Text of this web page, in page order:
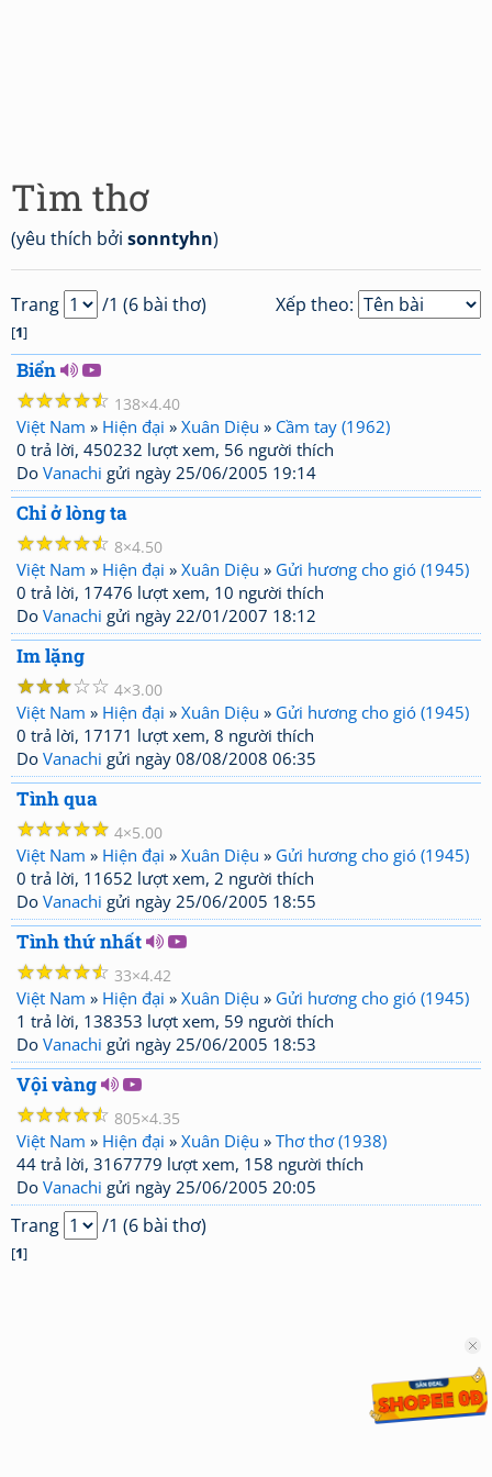
Tìm thơ
(yêu thích bởi sonntyhn)
Xếp theo:
Trang /1 (6 bài thơ)
[1]
Biển
☆
☆
☆
☆
☆ 138 4.40
Việt Nam » Hiện đại » Xuân Diệu » Cầm tay (1962)
0 trả lời, 450232 lượt xem, 56 người thích
Do Vanachi gửi ngày 25/06/2005 19:14
Chỉ ở lòng ta
☆
☆
☆
☆
☆ 8 4.50
Việt Nam » Hiện đại » Xuân Diệu » Gửi hương cho gió (1945)
0 trả lời, 17476 lượt xem, 10 người thích
Do Vanachi gửi ngày 22/01/2007 18:12
Im lặng
☆
☆
☆
☆
☆ 4 3.00
Việt Nam » Hiện đại » Xuân Diệu » Gửi hương cho gió (1945)
0 trả lời, 17171 lượt xem, 8 người thích
Do Vanachi gửi ngày 08/08/2008 06:35
Tình qua
☆
☆
☆
☆
☆ 4 5.00
Việt Nam » Hiện đại » Xuân Diệu » Gửi hương cho gió (1945)
0 trả lời, 11652 lượt xem, 2 người thích
Do Vanachi gửi ngày 25/06/2005 18:55
Tình thứ nhất
☆
☆
☆
☆
☆ 33 4.42
Việt Nam » Hiện đại » Xuân Diệu » Gửi hương cho gió (1945)
1 trả lời, 138353 lượt xem, 59 người thích
Do Vanachi gửi ngày 25/06/2005 18:53
Vội vàng
☆
☆
☆
☆
☆ 805 4.35
Việt Nam » Hiện đại » Xuân Diệu » Thơ thơ (1938)
44 trả lời, 3167779 lượt xem, 158 người thích
Do Vanachi gửi ngày 25/06/2005 20:05
Trang /1 (6 bài thơ)
[1]